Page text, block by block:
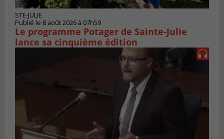
STE-JULIE
Publié le 8 août 2026 à 07h59
Le programme Potager de Sainte-Julie
lance sa cinquième édition